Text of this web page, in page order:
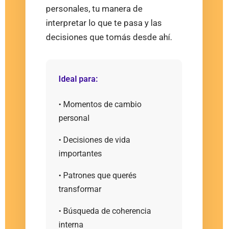
personales, tu manera de
interpretar lo que te pasa y las
decisiones que tomás desde ahí.
Ideal para:
• Momentos de cambio
personal
• Decisiones de vida
importantes
• Patrones que querés
transformar
• Búsqueda de coherencia
interna